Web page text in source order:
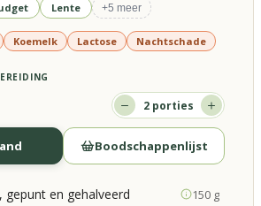
Lente +5 meer
Koemelk Lactose Nachtschade
2 porties
Boodschappenlijst
gepunt en gehalveerd 150 g